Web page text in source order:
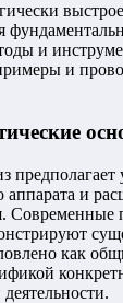
и
и
предполагает
аппарата и
Современные
как